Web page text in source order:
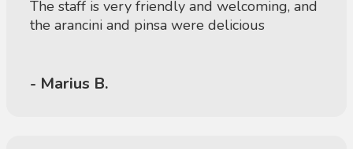
The staff is very friendly and welcoming, and
the arancini and pinsa were delicious
- Marius B.